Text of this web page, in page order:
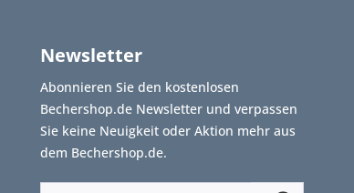
Newsletter
Abonnieren Sie den kostenlosen
Bechershop.de Newsletter und verpassen
Sie keine Neuigkeit oder Aktion mehr aus
dem Bechershop.de.